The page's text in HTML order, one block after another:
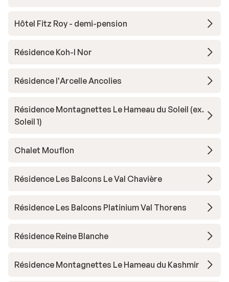
Hôtel Fitz Roy - demi-pension
Résidence Koh-I Nor
Résidence l'Arcelle Ancolies
Résidence Montagnettes Le Hameau du Soleil (ex.
Soleil 1)
Chalet Mouflon
Résidence Les Balcons Le Val Chavière
Résidence Les Balcons Platinium Val Thorens
Résidence Reine Blanche
Résidence Montagnettes Le Hameau du Kashmir